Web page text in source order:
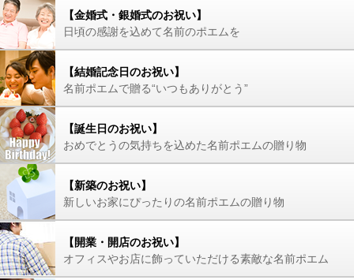
【金婚式・銀婚式のお祝い】
日頃の感謝を込めて名前のポエムを
【結婚記念日のお祝い】
名前ポエムで贈る“いつもありがとう”
【誕生日のお祝い】
おめでとうの気持ちを込めた名前ポエムの贈り物
【新築のお祝い】
新しいお家にぴったりの名前ポエムの贈り物
【開業・開店のお祝い】
オフィスやお店に飾っていただける素敵な名前ポエム